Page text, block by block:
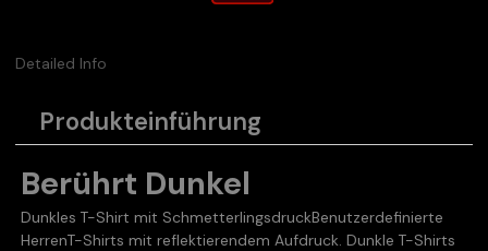
Detailed Info
Produkteinführung
Berührt Dunkel
Dunkles T-Shirt mit SchmetterlingsdruckBenutzerdefinierte
HerrenT-Shirts mit reflektierendem Aufdruck. Dunkle T-Shirts